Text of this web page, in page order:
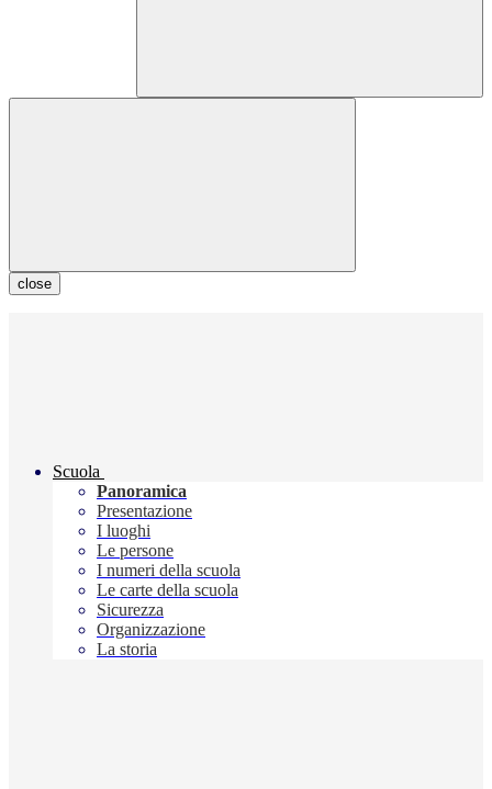
close
Scuola
Panoramica
Presentazione
I luoghi
Le persone
I numeri della scuola
Le carte della scuola
Sicurezza
Organizzazione
La storia